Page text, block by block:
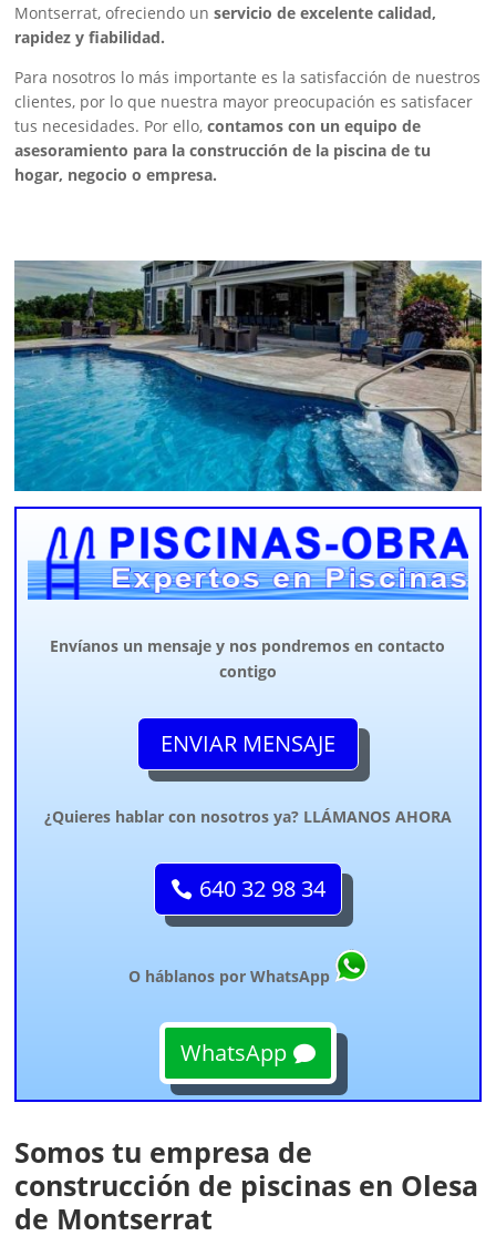
Montserrat, ofreciendo unservicio de excelente calidad,
rapidez y fiabilidad.
Para nosotros lo más importante es la satisfacción de nuestros
clientes, por lo que nuestra mayor preocupación es satisfacer
tus necesidades. Por ello,contamos con un equipo de
asesoramiento para la construcción de la piscina de tu
hogar, negocio o empresa.
Envíanos un mensaje y nos pondremos en contacto
contigo
ENVIAR MENSAJE
¿Quieres hablar con nosotros ya? LLÁMANOS AHORA
640 32 98 34
O háblanos por WhatsApp
WhatsApp
Somos tu empresa de
construcción de piscinas en Olesa
de Montserrat